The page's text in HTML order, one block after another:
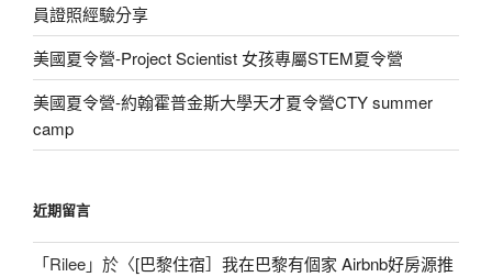
員證照經驗分享
美國夏令營-Project Scientist 女孩專屬STEM夏令營
美國夏令營-約翰霍普金斯大學天才夏令營CTY summer
camp
近期留言
「Rilee」於〈[巴黎住宿］我在巴黎有個家 Airbnb好房源推